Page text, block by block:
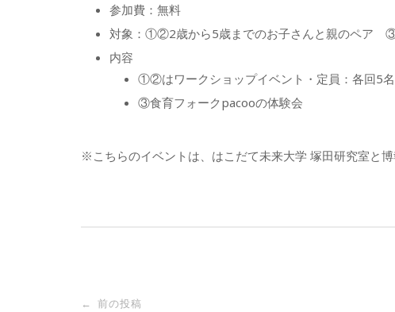
参加費：無料
対象：①②2歳から5歳までのお子さんと親のペア
内容
①②はワークショップイベント・定員：各回5
③食育フォークpacooの体験会
※こちらのイベントは、はこだて未来大学 塚田研究室と
← 前の投稿